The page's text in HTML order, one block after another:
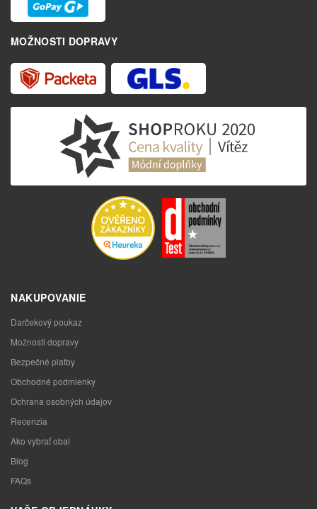
MOŽNOSTI DOPRAVY
NAKUPOVANIE
Darčekový poukaz
Možnosti dopravy
Bezpečné platby
Obchodné podmienky
Ochrana osobných údajov
Recenzia
Ako vybrať obal
Blog
FAQs